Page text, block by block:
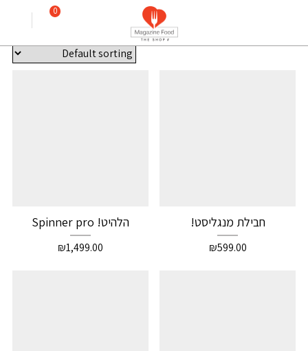
0
חבילת מנגליסט!
₪599.00
הלהיט! Spinner pro
₪1,499.00